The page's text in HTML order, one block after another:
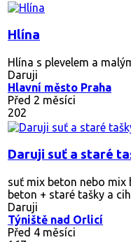
Hlína
Hlína s plevelem a
Daruji
Hlavní město Praha
Před 2 měsíci
202
Daruji suť a staré
suť mix beton nebo mix
beton + staré tašky a
Daruji
Týniště nad Orlicí
Před 4 měsíci